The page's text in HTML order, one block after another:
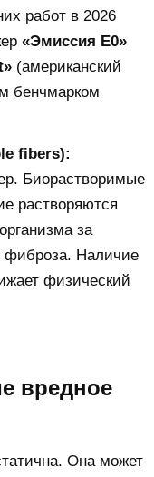
работ в 2026
«Эмиссия E0»
(американский
бенчмарком
fibers):
Биорастворимые
растворяются
за
фиброза. Наличие
физический
вредное
Она может